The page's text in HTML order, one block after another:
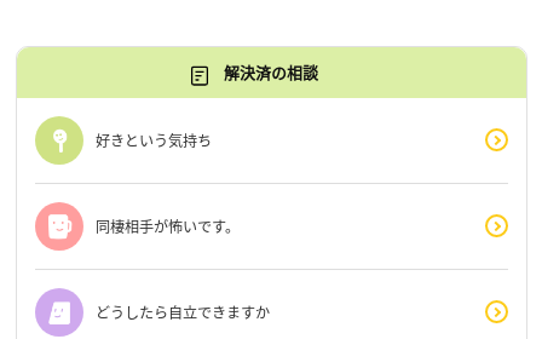
解決済の相談
好きという気持ち
同棲相手が怖いです。
どうしたら自立できますか